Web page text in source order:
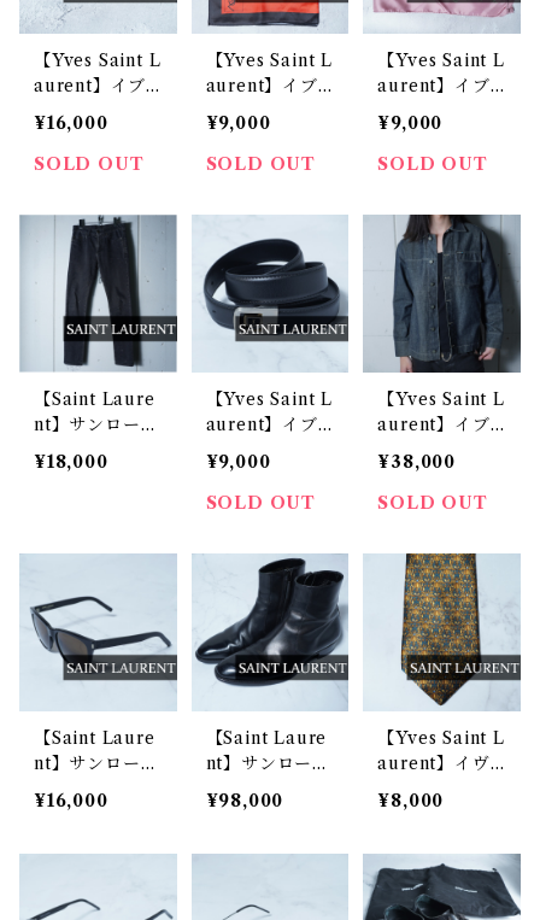
【Yves Saint L
aurent】イブ
サンローラン
メタルフレーム
サングラス bla
¥16,000
SOLD OUT
【Yves Saint L
aurent】イブ
サンローラン Y
SL ロゴ総柄シ
ルクスカーフ r
¥9,000
SOLD OUT
【Yves Saint L
aurent】イブ
サンローラン S
ILK100%花柄
purple&bord
¥9,000
SOLD OUT
【Saint Laure
nt】サンローラ
ン ペインティ
ングスキニーデ
¥18,000
【Yves Saint L
aurent】イブ
サンローラン
ロゴシルバーバ
ックルレザーベ
¥9,000
SOLD OUT
【Yves Saint L
aurent】イブ
サンローラン Y
SLボタン・ロ
ゴ入デニムジャ
vy
¥38,000
SOLD OUT
【Saint Laure
nt】サンローラ
ン テンプルロ
ゴサングラス b
¥16,000
【Saint Laure
nt】サンローラ
ワイアットジッ
¥98,000
【Yves Saint L
aurent】イヴ
ILK100%総柄
&green
¥8,000